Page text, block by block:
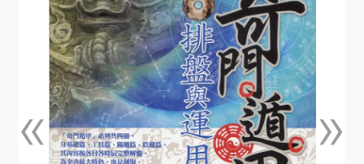
«上一張 »下一